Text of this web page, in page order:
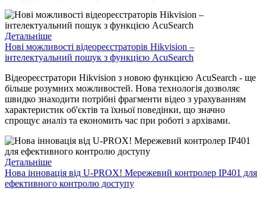
Детальніше
Нові можливості відеореєстраторів Hikvision –
інтелектуальний пошук з функцією AcuSearch
Відеореєстратори Hikvision з новою функцією AcuSearch - ще
більше розумних можливостей. Нова технологія дозволяє
швидко знаходити потрібні фрагменти відео з урахуванням
характеристик об'єктів та їхньої поведінки, що значно
спрощує аналіз та економить час при роботі з архівами.
Детальніше
Нова інновація від U-PROX! Мережевий контролер IP401 для
ефективного контролю доступу